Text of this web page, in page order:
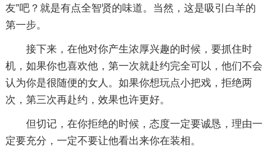
友”吧？就是有点全智贤的味道。当然，这是吸引白羊的
第一步。
接下来，在他对你产生浓厚兴趣的时候，要抓住时
机，如果你也喜欢他，第一次就赴约完全可以，他们不会
认为你是很随便的女人。如果你想玩点小把戏，拒绝两
次，第三次再赴约，效果也许更好。
但切记，在你拒绝的时候，态度一定要诚恳，理由一
定要充分，一定不要让他看出来你在装相。